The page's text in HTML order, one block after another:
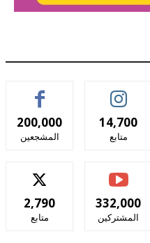
200,000
المشجعين
14,700
متابع
2,790
متابع
332,000
المشتركين